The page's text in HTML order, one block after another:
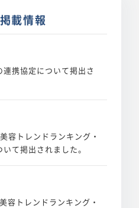
載情報
携協定について掲出さ
容トレンドランキング・
て掲出されました。
トレンドランキング・